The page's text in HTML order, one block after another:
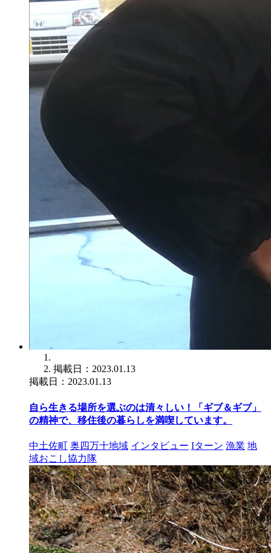
掲載日：2023.01.13
掲載日：2023.01.13
自ら生きる場所を選ぶのは清々しい！「ギブ＆ギブ」
の精神で、移住後の暮らしを満喫しています。
中土佐町 奥四万十地域 インタビュー Iターン 漁業 地
域おこし協力隊